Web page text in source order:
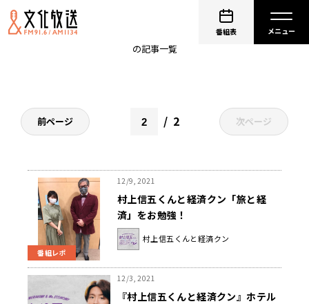
番組表
の記事一覧
前ページ 2 次ページ
番組レポ
12/9, 2021
村上信五くんと経済クン「旅と経
済」をお勉強！
村上信五くんと経済クン
12/3, 2021
『村上信五くんと経済クン』ホテル